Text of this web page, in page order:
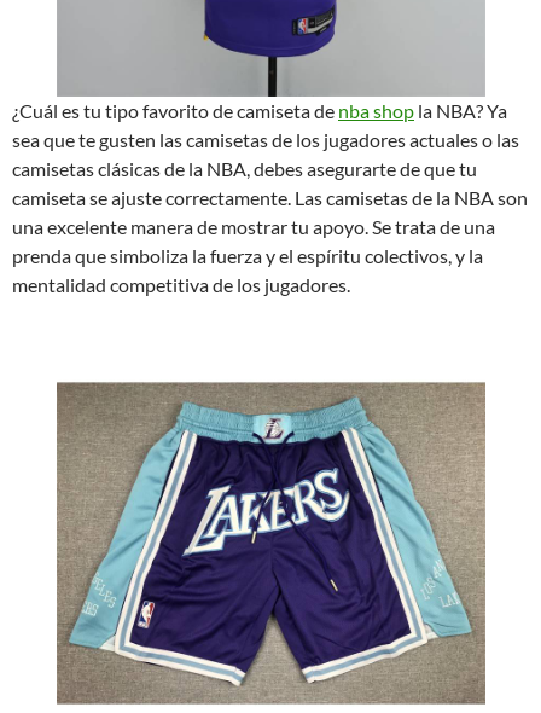
¿Cuál es tu tipo favorito de camiseta de nba shop la NBA? Ya
sea que te gusten las camisetas de los jugadores actuales o las
camisetas clásicas de la NBA, debes asegurarte de que tu
camiseta se ajuste correctamente. Las camisetas de la NBA son
una excelente manera de mostrar tu apoyo. Se trata de una
prenda que simboliza la fuerza y el espíritu colectivos, y la
mentalidad competitiva de los jugadores.